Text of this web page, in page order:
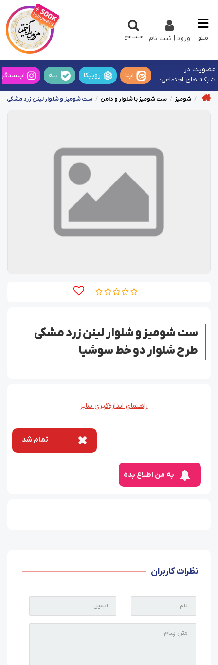
منو ورود | ثبت نام جستجو
عضویت در
شبکه های اجتماعی:
ایتا روبیکا بله
شومیز ست شومیز با شلوار و دامن ست شومیز و شلوار لینن زرد مشکی
ست شومیز و شلوار لینن زرد مشکی
طرح شلوار دو خط سوشیا
راهنمای اندازه‌گیری سایز
تمام شد
به من اطلاع بده
نظرات کاربران